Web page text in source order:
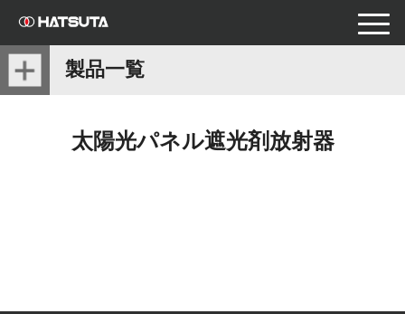
toggle
太陽光パネル遮光剤放射器
製品一覧